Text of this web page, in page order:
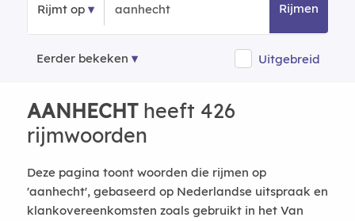
Rijmt op Rijmen
Eerder bekeken Uitgebreid
AANHECHTheeft 426
rijmwoorden
Deze pagina toont woorden die rijmen op
'aanhecht', gebaseerd op Nederlandse uitspraak en
klankovereenkomsten zoals gebruikt in het Van